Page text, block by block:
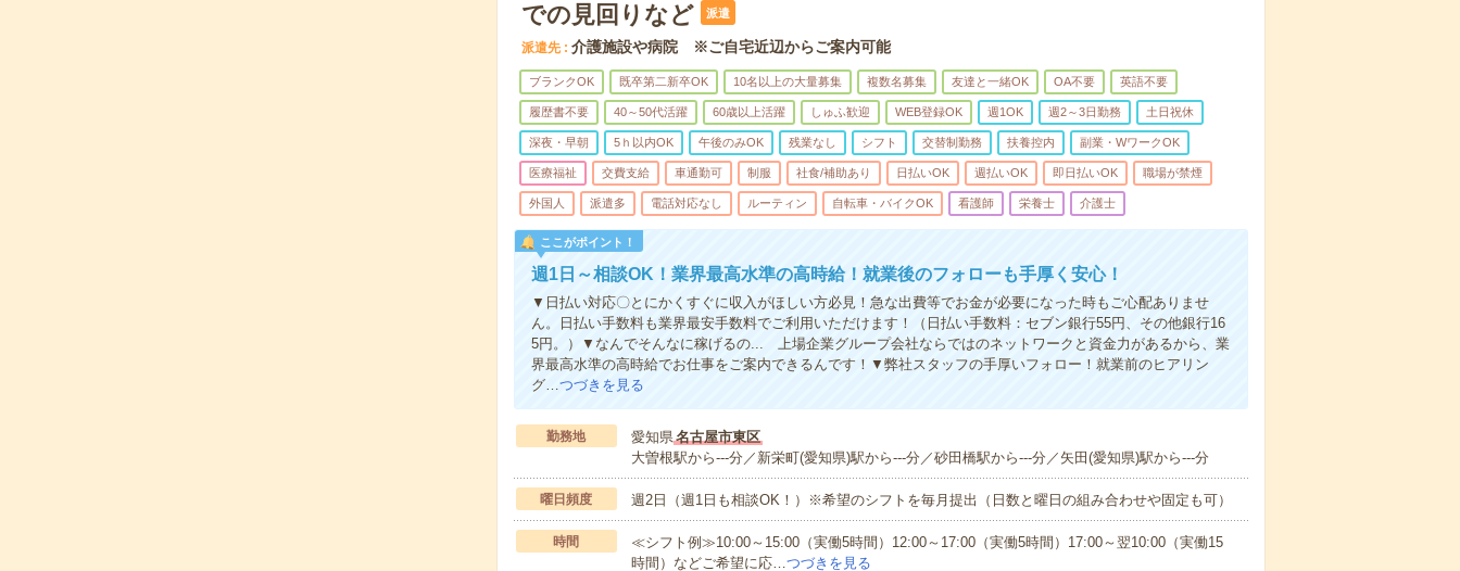
での見回りなど
派遣
派遣先 介護施設や病院 ※ご自宅近辺からご案内可能
ブランクOK 既卒第二新卒OK 10名以上の大量募集 複数名募集 友達と一緒OK OA不要 英語不要
履歴書不要 40～50代活躍 60歳以上活躍 しゅふ歓迎 WEB登録OK 週1OK 週2～3日勤務 土日祝休
深夜・早朝 5ｈ以内OK 午後のみOK 残業なし シフト 交替制勤務 扶養控内 副業・WワークOK
医療福祉 交費支給 車通勤可 制服 社食/補助あり 日払いOK 週払いOK 即日払いOK 職場が禁煙
外国人 派遣多 電話対応なし ルーティン 自転車・バイクOK 看護師 栄養士 介護士
ここがポイント！
週1日～相談OK！業界最高水準の高時給！就業後のフォローも手厚く安心！
▼日払い対応〇とにかくすぐに収入がほしい方必見！急な出費等でお金が必要になった時もご心配ありませ
ん。日払い手数料も業界最安手数料でご利用いただけます！（日払い手数料：セブン銀行55円、その他銀行16
5円。）▼なんでそんなに稼げるの... 上場企業グループ会社ならではのネットワークと資金力があるから、業
界最高水準の高時給でお仕事をご案内できるんです！▼弊社スタッフの手厚いフォロー！就業前のヒアリン
グ…つづきを見る
勤務地 愛知県名古屋市東区
大曽根駅から---分／新栄町(愛知県)駅から---分／砂田橋駅から---分／矢田(愛知県)駅から---分
曜日頻度 週2日（週1日も相談OK！）※希望のシフトを毎月提出（日数と曜日の組み合わせや固定も可）
時間
≪シフト例≫10:00～15:00（実働5時間）12:00～17:00（実働5時間）17:00～翌10:00（実働15
時間）などご希望に応…つづきを見る